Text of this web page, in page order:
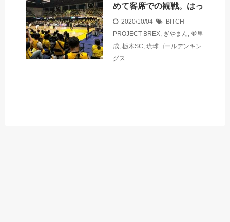
めて客席での観戦。はっ
2020/10/04
BITCH
PROJECT BREX, ぎやまん, 並里
成, 栃木SC, 琉球ゴールデンキン
グス